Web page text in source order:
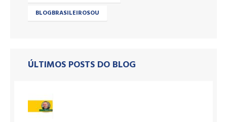
BLOGBRASILEIROSOU
ÚLTIMOS POSTS DO BLOG